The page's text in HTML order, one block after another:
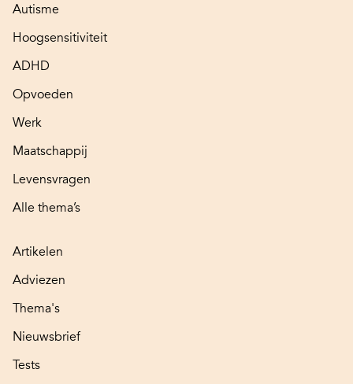
Autisme
Hoogsensitiviteit
ADHD
Opvoeden
Werk
Maatschappij
Levensvragen
Alle thema’s
Artikelen
Adviezen
Thema's
Nieuwsbrief
Tests